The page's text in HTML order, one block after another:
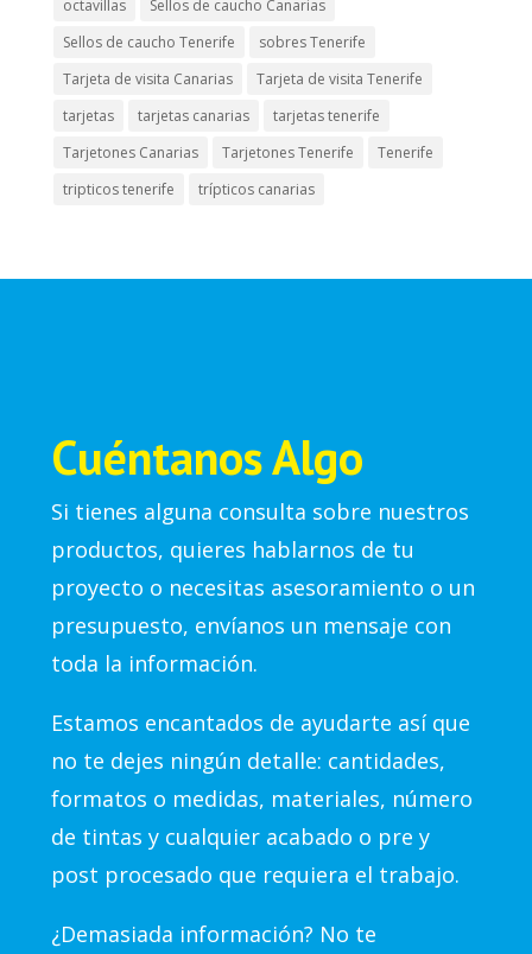
octavillas
Sellos de caucho Canarias
Sellos de caucho Tenerife
sobres Tenerife
Tarjeta de visita Canarias
Tarjeta de visita Tenerife
tarjetas
tarjetas canarias
tarjetas tenerife
Tarjetones Canarias
Tarjetones Tenerife
Tenerife
tripticos tenerife
trípticos canarias
Cuéntanos Algo
Si tienes alguna consulta sobre nuestros
productos, quieres hablarnos de tu
proyecto o necesitas asesoramiento o un
presupuesto, envíanos un mensaje con
toda la información.
Estamos encantados de ayudarte así que
no te dejes ningún detalle: cantidades,
formatos o medidas, materiales, número
de tintas y cualquier acabado o pre y
post procesado que requiera el trabajo.
¿Demasiada información? No te